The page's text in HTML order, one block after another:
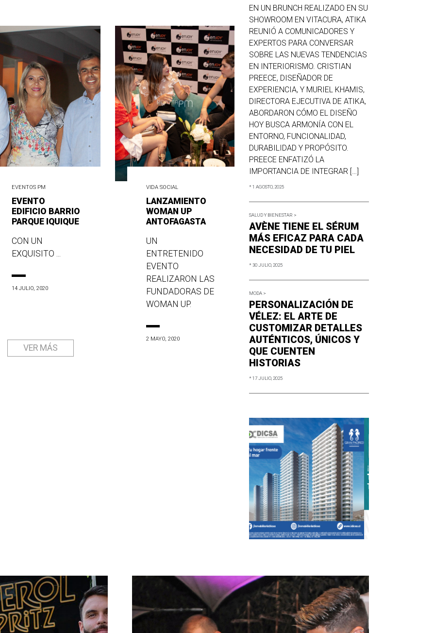
EVENTOS PM
EVENTO
EDIFICIO BARRIO
PARQUE IQUIQUE
CON UN
EXQUISITO ...
14 JULIO, 2020
VIDA SOCIAL
LANZAMIENTO
WOMAN UP
ANTOFAGASTA
UN
ENTRETENIDO
EVENTO
REALIZARON LAS
FUNDADORAS DE
WOMAN UP.
2 MAYO, 2020
VER MÁS
EN UN BRUNCH REALIZADO EN SU
SHOWROOM EN VITACURA, ATIKA
REUNIÓ A COMUNICADORES Y
EXPERTOS PARA CONVERSAR
SOBRE LAS NUEVAS TENDENCIAS
EN INTERIORISMO. CRISTIAN
PREECE, DISEÑADOR DE
EXPERIENCIA, Y MURIEL KHAMIS,
DIRECTORA EJECUTIVA DE ATIKA,
ABORDARON CÓMO EL DISEÑO
HOY BUSCA ARMONÍA CON EL
ENTORNO, FUNCIONALIDAD,
DURABILIDAD Y PROPÓSITO.
PREECE ENFATIZÓ LA
IMPORTANCIA DE INTEGRAR […]
* 1 AGOSTO, 2025
SALUD Y BIENESTAR >
AVÈNE TIENE EL SÉRUM
MÁS EFICAZ PARA CADA
NECESIDAD DE TU PIEL
* 30 JULIO, 2025
MODA >
PERSONALIZACIÓN DE
VÉLEZ: EL ARTE DE
CUSTOMIZAR DETALLES
AUTÉNTICOS, ÚNICOS Y
QUE CUENTEN
HISTORIAS
* 17 JULIO, 2025